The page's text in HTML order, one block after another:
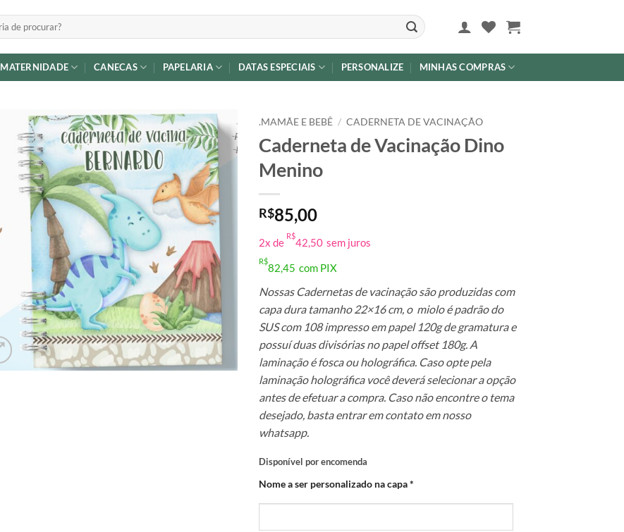
MATERNIDADE CANECAS PAPELARIA DATAS ESPECIAIS PERSONALIZE MINHAS COMPRAS
Adicionar
a lista de
desejos
.MAMÃE E BEBÊ / CADERNETA DE VACINAÇÃO
Caderneta de Vacinação Dino
Menino
R$85,00
2x de
R$
42,50 sem juros
R$
82,45 com PIX
Nossas Cadernetas de vacinação são produzidas com
capa dura tamanho 22×16 cm, o miolo é padrão do
SUS com 108 impresso em papel 120g de gramatura e
possuí duas divisórias no papel offset 180g. A
laminação é fosca ou holográfica. Caso opte pela
laminação holográfica você deverá selecionar a opção
antes de efetuar a compra. Caso não encontre o tema
desejado, basta entrar em contato em nosso
whatsapp.
Disponível por encomenda
Nome a ser personalizado na capa*